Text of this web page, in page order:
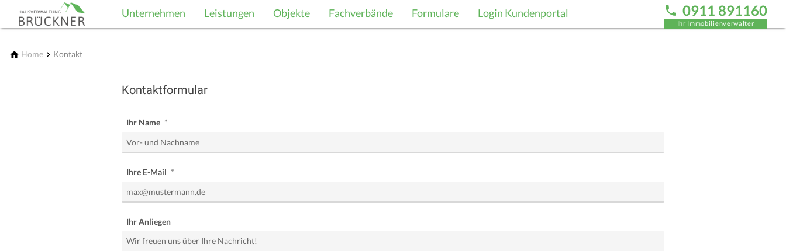
Unternehmen Leistungen Objekte Fachverbände Formulare Login Kundenportal 0911 891160
Ihr Immobilienverwalter
Home Kontakt
Kontaktformular
Ihr Name
Ihre E-Mail
Ihr Anliegen